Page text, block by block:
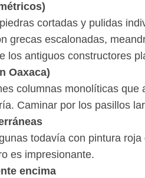
cortadas y pulidas
grecas escalonadas,
los antiguos constructores
Oaxaca)
columnas monolíticas
Caminar por los pasillos
todavía con pintura
es impresionante.
encima